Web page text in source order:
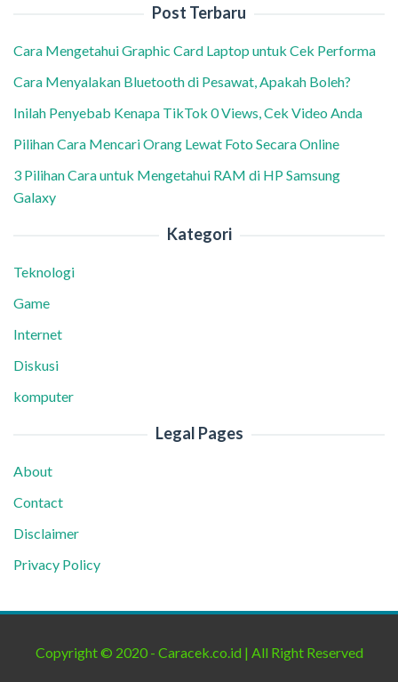
Post Terbaru
Cara Mengetahui Graphic Card Laptop untuk Cek Performa
Cara Menyalakan Bluetooth di Pesawat, Apakah Boleh?
Inilah Penyebab Kenapa TikTok 0 Views, Cek Video Anda
Pilihan Cara Mencari Orang Lewat Foto Secara Online
3 Pilihan Cara untuk Mengetahui RAM di HP Samsung
Galaxy
Kategori
Teknologi
Game
Internet
Diskusi
komputer
Legal Pages
About
Contact
Disclaimer
Privacy Policy
Copyright © 2020 - Caracek.co.id | All Right Reserved